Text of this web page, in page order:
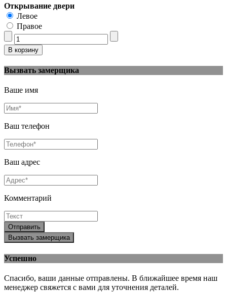
Открывание двери
Левое
Правое
Вызвать замерщика
Ваше имя
Ваш телефон
Ваш адрес
Комментарий
Отправить
Вызвать замерщика
Успешно
Спасибо, ваши данные отправлены. В ближайшее время наш
менеджер свяжется с вами для уточнения деталей.